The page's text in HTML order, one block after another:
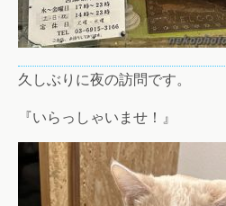
久しぶりに夜の訪問です。
『いらっしゃいませ！』